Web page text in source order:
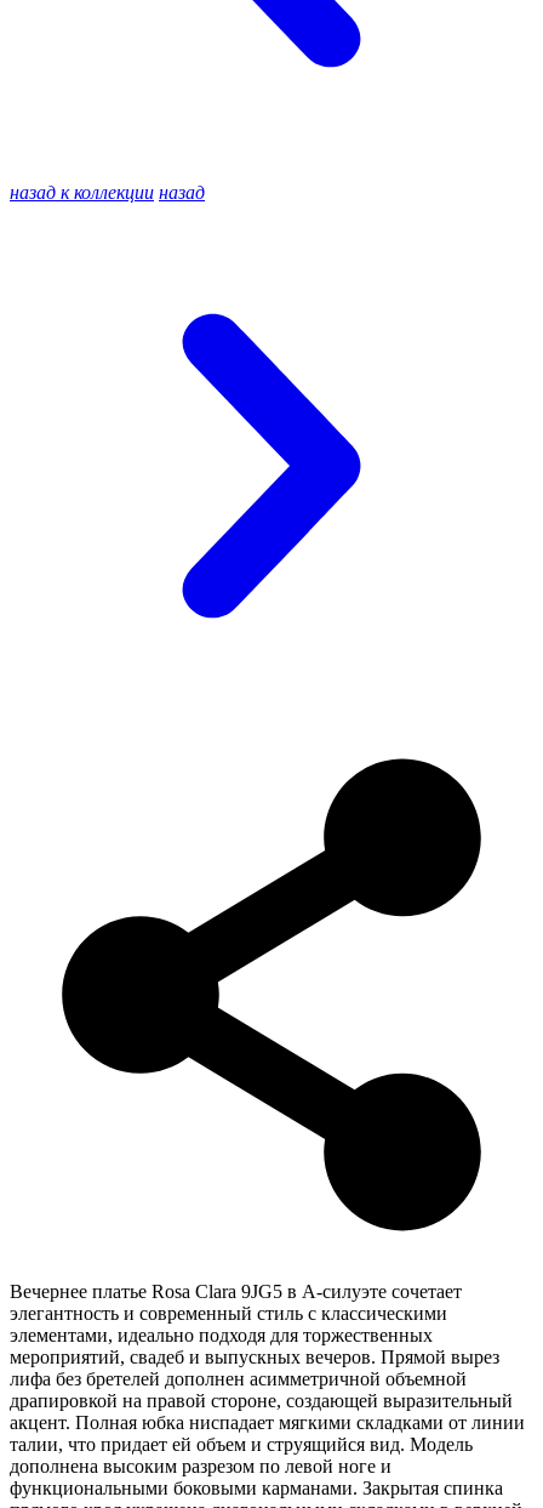
назад к коллекции назад
Вечернее платье Rosa Clara 9JG5 в А-силуэте сочетает
элегантность и современный стиль с классическими
элементами, идеально подходя для торжественных
мероприятий, свадеб и выпускных вечеров. Прямой вырез
лифа без бретелей дополнен асимметричной объемной
драпировкой на правой стороне, создающей выразительный
акцент. Полная юбка ниспадает мягкими складками от линии
талии, что придает ей объем и струящийся вид. Модель
дополнена высоким разрезом по левой ноге и
функциональными боковыми карманами. Закрытая спинка